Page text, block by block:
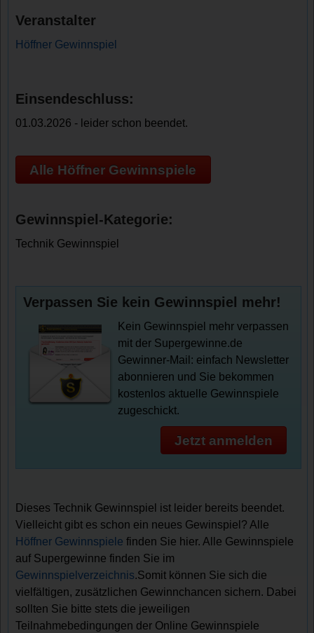
Veranstalter
Höffner Gewinnspiel
Einsendeschluss:
01.03.2026 - leider schon beendet.
Alle Höffner Gewinnspiele
Gewinnspiel-Kategorie:
Technik Gewinnspiel
Verpassen Sie kein Gewinnspiel mehr!
Kein Gewinnspiel mehr verpassen
mit der Supergewinne.de
Gewinner-Mail: einfach Newsletter
abonnieren und Sie bekommen
kostenlos aktuelle Gewinnspiele
zugeschickt.
Jetzt anmelden
Dieses Technik Gewinnspiel ist leider bereits beendet.
Vielleicht gibt es schon ein neues Gewinspiel? Alle
Höffner Gewinnspiele finden Sie hier. Alle Gewinnspiele
auf Supergewinne finden Sie im
Gewinnspielverzeichnis.Somit können Sie sich die
vielfältigen, zusätzlichen Gewinnchancen sichern. Dabei
sollten Sie bitte stets die jeweiligen
Teilnahmebedingungen der Online Gewinnspiele